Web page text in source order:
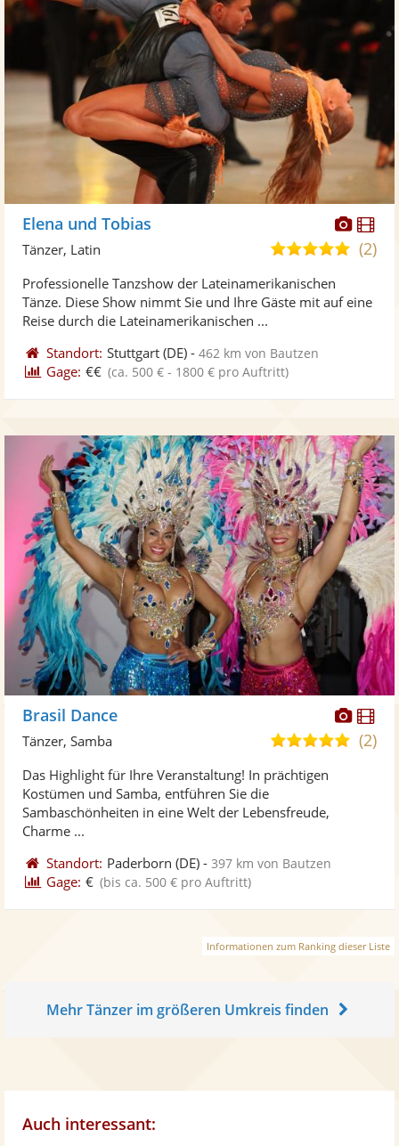
Elena und Tobias
5,0(2)
Tänzer, Latin
Professionelle Tanzshow der Lateinamerikanischen
Tänze. Diese Show nimmt Sie und Ihre Gäste mit auf eine
Reise durch die Lateinamerikanischen ...
Standort: Stuttgart (DE) -462 km von Bautzen
Gage: €€ (ca. 500 € - 1800 € pro Auftritt)
Brasil Dance
5,0(2)
Tänzer, Samba
Das Highlight für Ihre Veranstaltung! In prächtigen
Kostümen und Samba, entführen Sie die
Sambaschönheiten in eine Welt der Lebensfreude,
Charme ...
Standort: Paderborn (DE) -397 km von Bautzen
Gage: € (bis ca. 500 € pro Auftritt)
Informationen zum Ranking dieser Liste
Mehr Tänzer im größeren Umkreis finden
Auch interessant: